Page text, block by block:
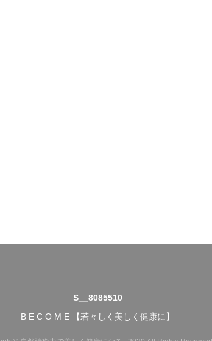
S__8085510
B E C O M E 【若々しく美しく健康に】